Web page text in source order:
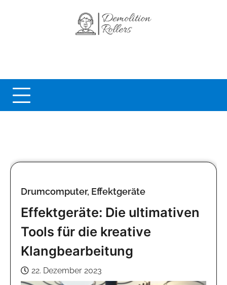
Drumcomputer, Effektgeräte
Effektgeräte: Die ultimativen
Tools für die kreative
Klangbearbeitung
22. Dezember 2023